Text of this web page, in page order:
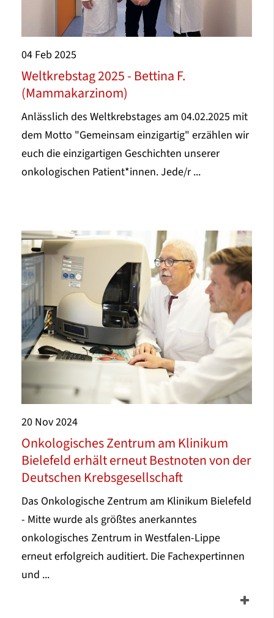
04 Feb2025
Weltkrebstag 2025 - Bettina F.
(Mammakarzinom)
Anlässlich des Weltkrebstages am 04.02.2025 mit
dem Motto "Gemeinsam einzigartig" erzählen wir
euch die einzigartigen Geschichten unserer
onkologischen Patient*innen. Jede/r ...
20 Nov2024
Onkologisches Zentrum am Klinikum
Bielefeld erhält erneut Bestnoten von der
Deutschen Krebsgesellschaft
Das Onkologische Zentrum am Klinikum Bielefeld
- Mitte wurde als größtes anerkanntes
onkologisches Zentrum in Westfalen-Lippe
erneut erfolgreich auditiert. Die Fachexpertinnen
und ...